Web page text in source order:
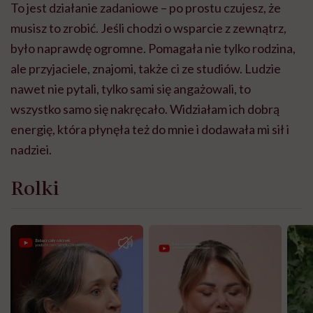
To jest działanie zadaniowe – po prostu czujesz, że
musisz to zrobić. Jeśli chodzi o wsparcie z zewnątrz,
było naprawdę ogromne. Pomagała nie tylko rodzina,
ale przyjaciele, znajomi, także ci ze studiów. Ludzie
nawet nie pytali, tylko sami się angażowali, to
wszystko samo się nakręcało. Widziałam ich dobrą
energię, która płynęła też do mnie i dodawała mi sił i
nadziei.
Rolki